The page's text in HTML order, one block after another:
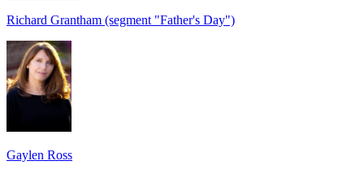
Richard Grantham (segment "Father's Day")
Gaylen Ross